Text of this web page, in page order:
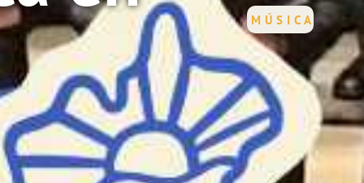
MÚSICA